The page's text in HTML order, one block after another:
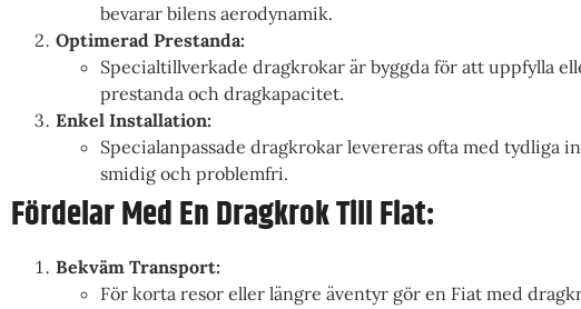
bevarar bilens aerodynamik.
Optimerad Prestanda:
Specialtillverkade dragkrokar är byggda för att uppfylla
prestanda och dragkapacitet.
Enkel Installation:
Specialanpassade dragkrokar levereras ofta med tydliga
smidig och problemfri.
Fördelar Med En Dragkrok Till Fiat:
Bekväm Transport:
För korta resor eller längre äventyr gör en Fiat med